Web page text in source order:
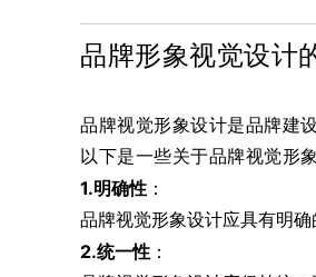
品牌形象视觉设计
品牌视觉形象设计是品牌建
以下是一些关于品牌视觉形
1.明确性 ：
品牌视觉形象设计应具有明
2.统一性 ：